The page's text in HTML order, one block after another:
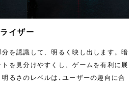
イザー
を認識して、明るく映し出します。暗
を見分けやすくし、ゲームを有利に展
るさのレベルは､ユーザーの趣向に合